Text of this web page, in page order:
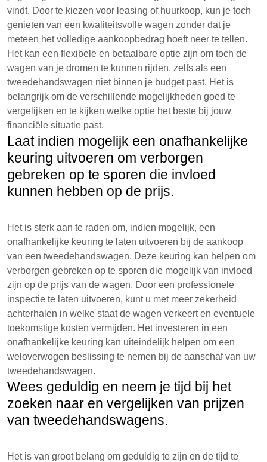
vindt. Door te kiezen voor leasing of huurkoop, kun je toch
genieten van een kwaliteitsvolle wagen zonder dat je
meteen het volledige aankoopbedrag hoeft neer te tellen.
Het kan een flexibele en betaalbare optie zijn om toch de
wagen van je dromen te kunnen rijden, zelfs als een
tweedehandswagen niet binnen je budget past. Het is
belangrijk om de verschillende mogelijkheden goed te
vergelijken en te kijken welke optie het beste bij jouw
financiële situatie past.
Laat indien mogelijk een onafhankelijke
keuring uitvoeren om verborgen
gebreken op te sporen die invloed
kunnen hebben op de prijs.
Het is sterk aan te raden om, indien mogelijk, een
onafhankelijke keuring te laten uitvoeren bij de aankoop
van een tweedehandswagen. Deze keuring kan helpen om
verborgen gebreken op te sporen die mogelijk van invloed
zijn op de prijs van de wagen. Door een professionele
inspectie te laten uitvoeren, kunt u met meer zekerheid
achterhalen in welke staat de wagen verkeert en eventuele
toekomstige kosten vermijden. Het investeren in een
onafhankelijke keuring kan uiteindelijk helpen om een
weloverwogen beslissing te nemen bij de aanschaf van uw
tweedehandswagen.
Wees geduldig en neem je tijd bij het
zoeken naar en vergelijken van prijzen
van tweedehandswagens.
Het is van groot belang om geduldig te zijn en de tijd te